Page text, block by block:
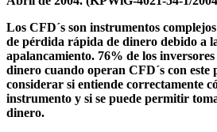
Los CFD´s son instrumentos
de pérdida rápida de dinero debido a
apalancamiento. 76% de los
dinero cuando operan CFD´s con este
considerar si entiende correctamente
instrumento y si se puede permitir
dinero.